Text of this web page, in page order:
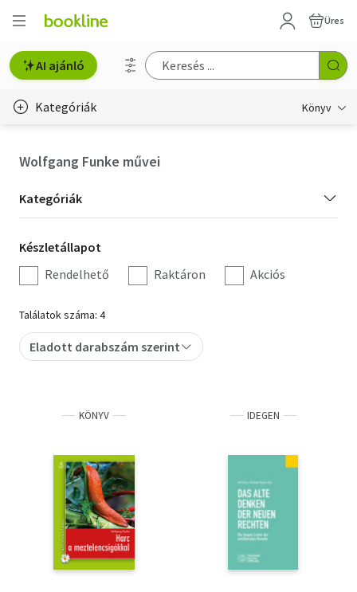
Üres
AI ajánló
Kategóriák Könyv
Hobbi, szabadidő
Irodalom
Művészet
Szakkönyv
Tankönyv, segédkönyv
Társadalomtudomány
Természettudomány
Történelem
Wolfgang Funke művei
Kategória
szűrés
Kategóriák
Készletállapot
szűrés
Készletállapot
Rendelhető
Raktáron Akciós
Találatok száma: 4
Eladott darabszám szerint
KÖNYV IDEGEN